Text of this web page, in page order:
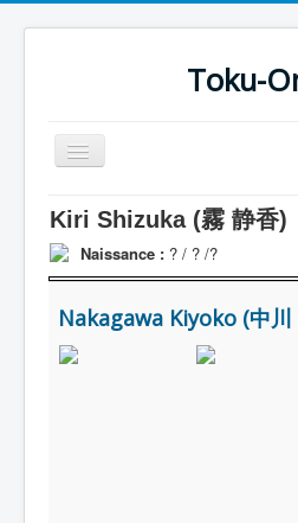
Toku-
Basculer
la
Accueil
Toku-Actrices
Toku-Critiques
Séries
Films
Kiri Shizuka (霧 静香)
Naissance : ? / ? /?
Nakagawa Kiyoko (中川